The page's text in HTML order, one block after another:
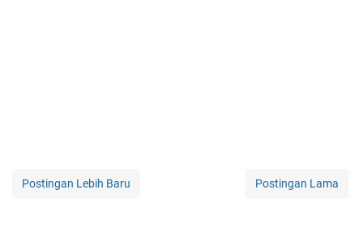
Postingan Lebih Baru Postingan Lama